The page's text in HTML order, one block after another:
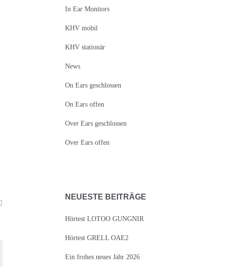
In Ear Monitors
KHV mobil
KHV stationär
News
On Ears geschlossen
On Ears offen
Over Ears geschlossen
Over Ears offen
NEUESTE BEITRÄGE
Hörtest LOTOO GUNGNIR
Hörtest GRELL OAE2
Ein frohes neues Jahr 2026